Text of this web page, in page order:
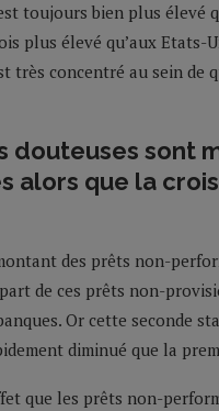
toujours bien plus élevé
plus élevé qu’aux Etats-
très concentré au sein de
douteuses sont
alors que la
des prêts non-
de ces prêts non-
Or cette seconde
diminué que la
que les prêts non-